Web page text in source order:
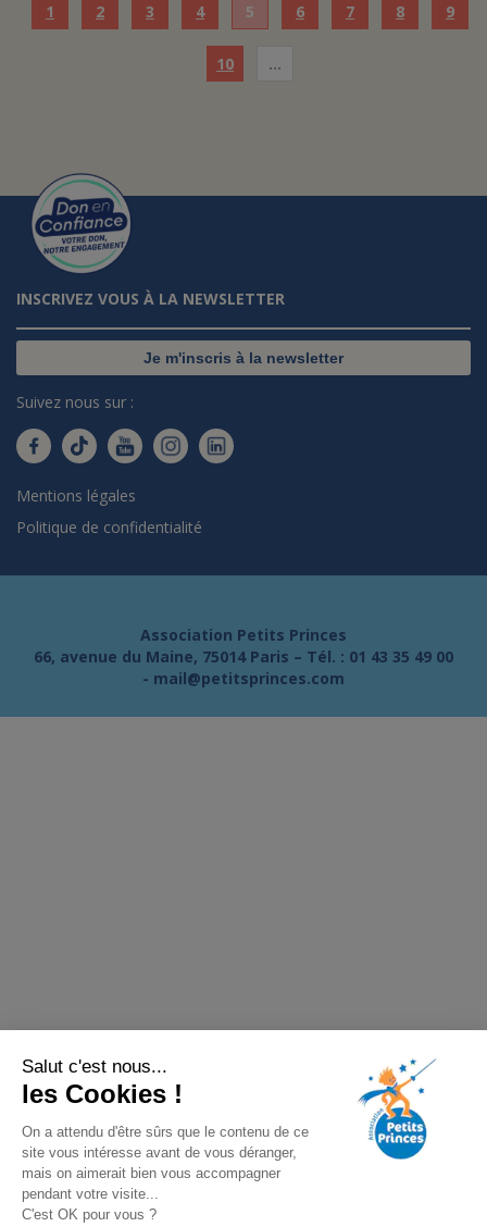
Salut c'est nous...
les Cookies !
On a attendu d'être sûrs que le contenu de ce
site vous intéresse avant de vous déranger,
mais on aimerait bien vous accompagner
pendant votre visite...
C'est OK pour vous ?
1 2 3 4 5 6 7 8 9
10 …
INSCRIVEZ VOUS À LA NEWSLETTER
Je m'inscris à la newsletter
Suivez nous sur :
Mentions légales
Politique de confidentialité
Association Petits Princes
66, avenue du Maine, 75014 Paris – Tél. : 01 43 35 49 00
- mail@petitsprinces.com